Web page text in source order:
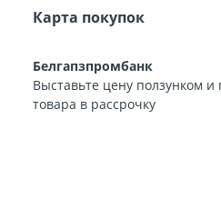
Карта покупок
Белгапзпромбанк
Выставьте цену ползунком и
товара в рассрочку